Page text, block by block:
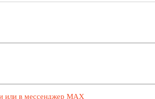
или в мессенджер MAX